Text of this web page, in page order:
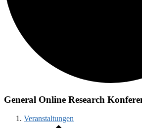
General Online Research
Veranstaltungen